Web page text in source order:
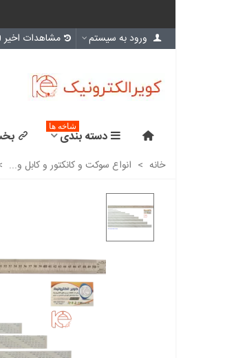
ورود به سیستم مشاهدات اخیر
دسته بندی
شاخه ها
خانه > انواع سوکت و کانکتور و کابل و...